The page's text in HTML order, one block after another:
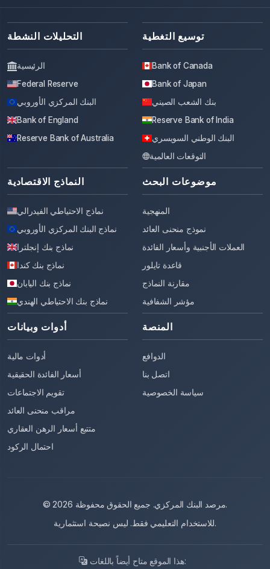
التحليلات النشطة
الرئيسية
Federal Reserve
البنك المركزي الأوروبي
Bank of England
Reserve Bank of Australia
توسيع التغطية
Bank of Canada
Bank of Japan
بنك الشعب الصيني
Reserve Bank of India
البنك الوطني السويسري
التوقعات العالمية
النماذج الاقتصادية
نماذج الاحتياطي الفيدرالي
نماذج البنك المركزي الأوروبي
نماذج بنك إنجلترا
نماذج بنك كندا
نماذج بنك اليابان
نماذج بنك الاحتياطي الهندي
موضوعات البحث
المنهجية
نموذج منحنى العائد
العملات الأجنبية وأسعار الفائدة
قاعدة تايلور
مقارنة النماذج
مؤشر الشفافية
أدوات وبيانات
أدوات مالية
أسعار الفائدة الحقيقية
تقويم الاجتماعات
مراقب منحنى العائد
متتبع أسعار الرهن العقاري
احتمال الركود
المنصة
الدوافع
اتصل بنا
سياسة الخصوصية
© 2026 مرصد البنك المركزي. جميع الحقوق محفوظة.
للاستخدام التعليمي فقط. ليس نصيحة استثمارية.
هذا الموقع متاح أيضاً باللغات: